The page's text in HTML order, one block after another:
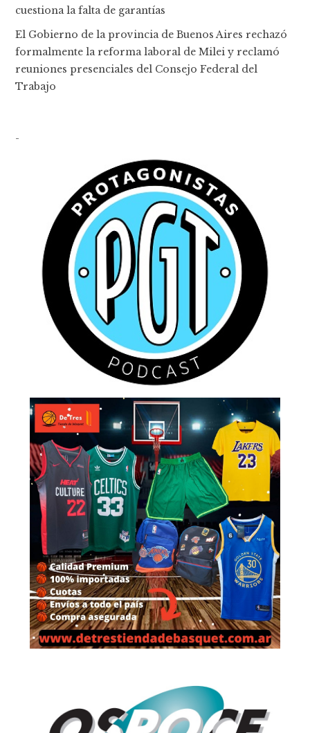
cuestiona la falta de garantías
El Gobierno de la provincia de Buenos Aires rechazó
formalmente la reforma laboral de Milei y reclamó
reuniones presenciales del Consejo Federal del
Trabajo
-